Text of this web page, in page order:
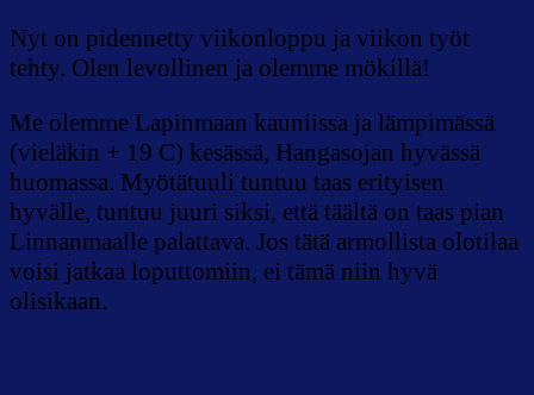
Nyt on pidennetty viikonloppu ja viikon työt
tehty. Olen levollinen ja olemme mökillä!
Me olemme Lapinmaan kauniissa ja lämpimässä
(vieläkin + 19 C) kesässä, Hangasojan hyvässä
huomassa. Myötätuuli tuntuu taas erityisen
hyvälle, tuntuu juuri siksi, että täältä on taas pian
Linnanmaalle palattava. Jos tätä armollista olotilaa
voisi jatkaa loputtomiin, ei tämä niin hyvä
olisikaan.